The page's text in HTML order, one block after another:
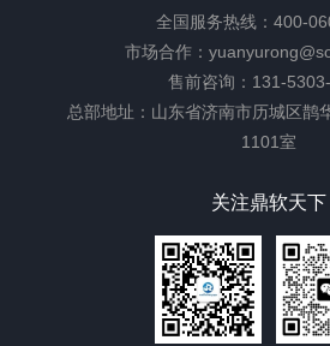
全国服务热线：400-
市场合作：
售前咨询：131-
总部地址：山东省济南市历城区鹊
1101室
关注鼎软天下